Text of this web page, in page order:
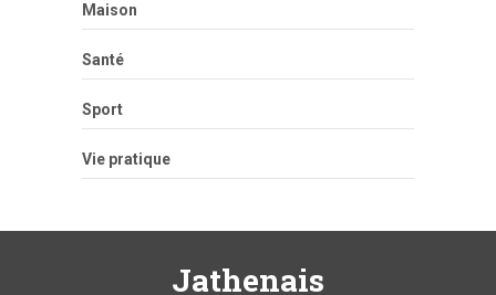
Maison
Santé
Sport
Vie pratique
Jathenais